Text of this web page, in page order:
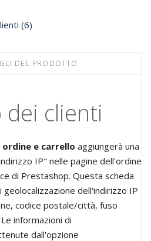
(6)
DEL PRODOTTO
dei clienti
ordine e carrello aggiungerà una
IP" nelle pagine dell'ordine
di Prestashop. Questa scheda
dell'indirizzo IP
codice postale/città, fuso
informazioni di
dall'opzione